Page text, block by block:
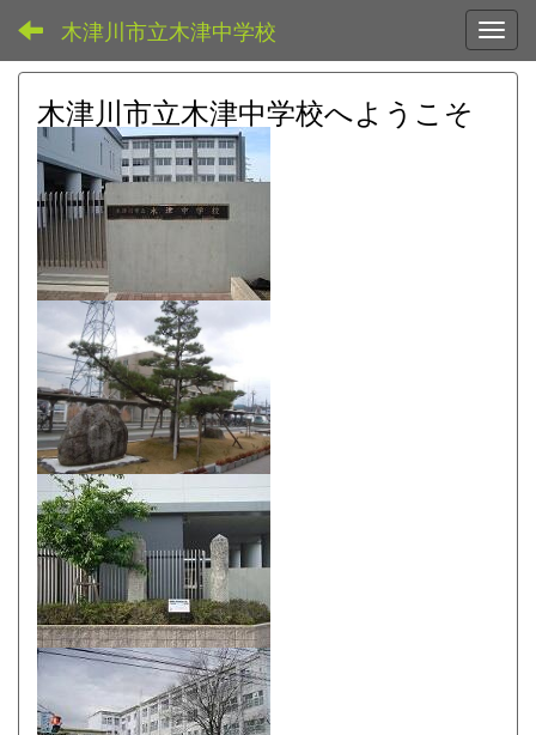
木津川市立木津中学校
木津川市立木津中学校へようこそ